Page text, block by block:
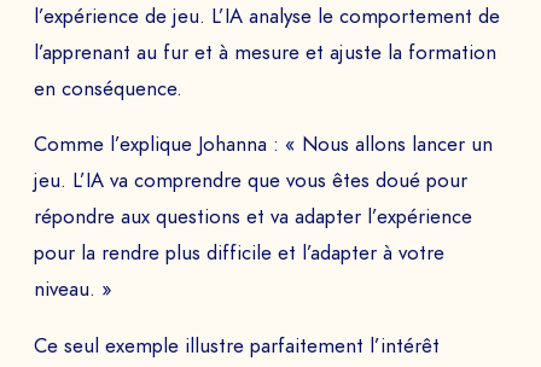
l’expérience de jeu. L’IA analyse le comportement de
l’apprenant au fur et à mesure et ajuste la formation
en conséquence.
Comme l’explique Johanna : « Nous allons lancer un
jeu. L’IA va comprendre que vous êtes doué pour
répondre aux questions et va adapter l’expérience
pour la rendre plus difficile et l’adapter à votre
niveau. »
Ce seul exemple illustre parfaitement l’intérêt